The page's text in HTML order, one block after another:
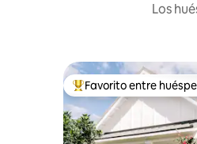
Los
De los mejores en
Favorito entre